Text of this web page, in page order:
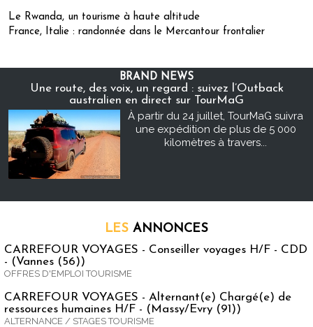
Le Rwanda, un tourisme à haute altitude
France, Italie : randonnée dans le Mercantour frontalier
BRAND NEWS
Une route, des voix, un regard : suivez l’Outback
australien en direct sur TourMaG
À partir du 24 juillet, TourMaG suivra
une expédition de plus de 5 000
kilomètres à travers...
LES ANNONCES
CARREFOUR VOYAGES - Conseiller voyages H/F - CDD
- (Vannes (56))
OFFRES D'EMPLOI TOURISME
CARREFOUR VOYAGES - Alternant(e) Chargé(e) de
ressources humaines H/F - (Massy/Evry (91))
ALTERNANCE / STAGES TOURISME